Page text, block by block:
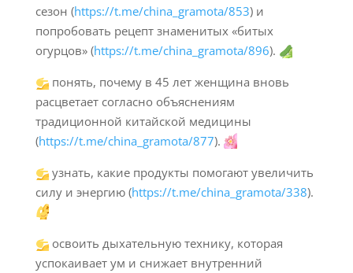
сезон (https://t.me/china_gramota/853) и
попробовать рецепт знаменитых «битых
огурцов» (https://t.me/china_gramota/896).
понять, почему в 45 лет женщина вновь
расцветает согласно объяснениям
традиционной китайской медицины
(https://t.me/china_gramota/877).
узнать, какие продукты помогают увеличить
силу и энергию (https://t.me/china_gramota/338).
освоить дыхательную технику, которая
успокаивает ум и снижает внутренний